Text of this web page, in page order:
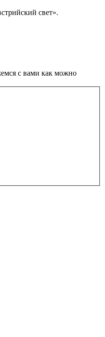
свет».
с вами как можно